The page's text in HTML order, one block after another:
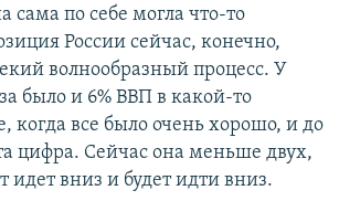
сама по себе могла что-то
России сейчас, конечно,
волнообразный процесс. У
было и 6% ВВП в какой-то
когда все было очень хорошо, и до
цифра. Сейчас она меньше двух,
идет вниз и будет идти вниз.